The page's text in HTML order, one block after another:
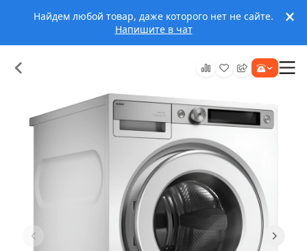
Найдем любой товар, даже которого нет не сайте.
Напишите в чат